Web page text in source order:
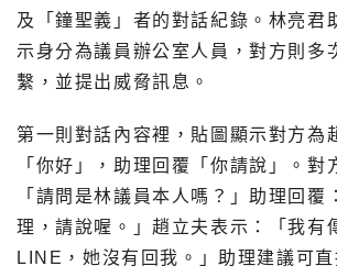
及「鐘聖義」者的對話紀錄。林亮君
示身分為議員辦公室人員，對方則多
繫，並提出威脅訊息。
第一則對話內容裡，貼圖顯示對方為
「你好」，助理回覆「你請說」。對
「請問是林議員本人嗎？」助理回覆
理，請說喔。」趙立夫表示：「我有
LINE，她沒有回我。」助理建議可